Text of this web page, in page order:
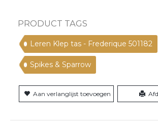
PRODUCT TAGS
Leren Klep tas - Frederique 501182
Spikes & Sparrow
Aan verlanglijst toevoegen